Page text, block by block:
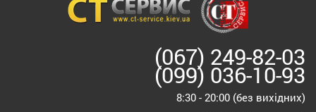
(067) 249-82-03
(099) 036-10-93
8:30 - 20:00 (без вихідних)